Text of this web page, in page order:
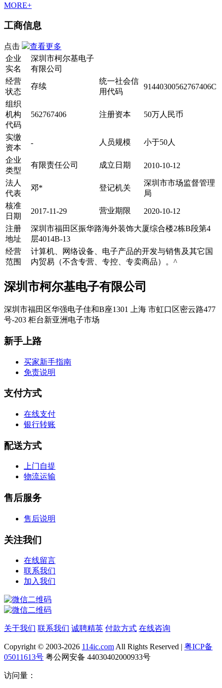
MORE+
工商信息
点击
查看更多
企业
实名
深圳市柯尔基电子
有限公司
经营
状态
存续
统一社会信
用代码
91440300562767406C
组织
机构
代码
562767406 注册资本 50万人民币
实缴
资本
- 人员规模 小于50人
企业
类型
有限责任公司 成立日期 2010-10-12
法人
代表
邓* 登记机关
深圳市市场监督管理
局
核准
日期
2017-11-29 营业期限 2020-10-12
注册
地址
深圳市福田区振华路海外装饰大厦综合楼2栋B段第4
层4014B-13
经营
范围
计算机、网络设备、电子产品的开发与销售及其它国
内贸易（不含专营、专控、专卖商品）。^
深圳市柯尔基电子有限公司
深圳市福田区华强电子佳和B座1301 上海 市虹口区密云路477
号-203 柜台新亚洲电子市场
新手上路
买家新手指南
免责说明
支付方式
在线支付
银行转账
配送方式
上门自提
物流运输
售后服务
售后说明
关注我们
在线留言
联系我们
加入我们
关于我们 联系我们 诚聘精英 付款方式 在线咨询
Copyright © 2003-2026 114ic.com All Rights Reserved | 粤ICP备
05011613号 粤公网安备 44030402000933号
访问量：